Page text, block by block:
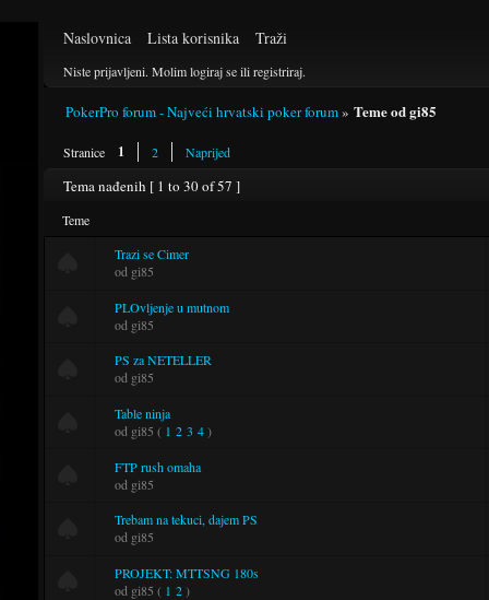
Naslovnica Lista korisnika Traži
Niste prijavljeni. Molim logiraj se ili registriraj.
PokerPro forum - Najveći hrvatski poker forum» Teme od gi85
Stranice 1 2 Naprijed
Tema nađenih [ 1 to 30 of 57 ]
Teme
Trazi se Cimer
od gi85
PLOvljenje u mutnom
od gi85
PS za NETELLER
od gi85
Table ninja
od gi85 ( 1 2 3 4 )
FTP rush omaha
od gi85
Trebam na tekuci, dajem PS
od gi85
PROJEKT: MTTSNG 180s
od gi85 ( 1 2 )